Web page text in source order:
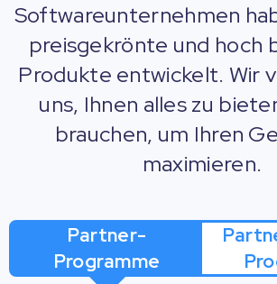
Softwareunternehmen
preisgekrönte und hoch
Produkte entwickelt. Wir
uns, Ihnen alles zu
brauchen, um Ihren
maximieren.
Partner-
Programme